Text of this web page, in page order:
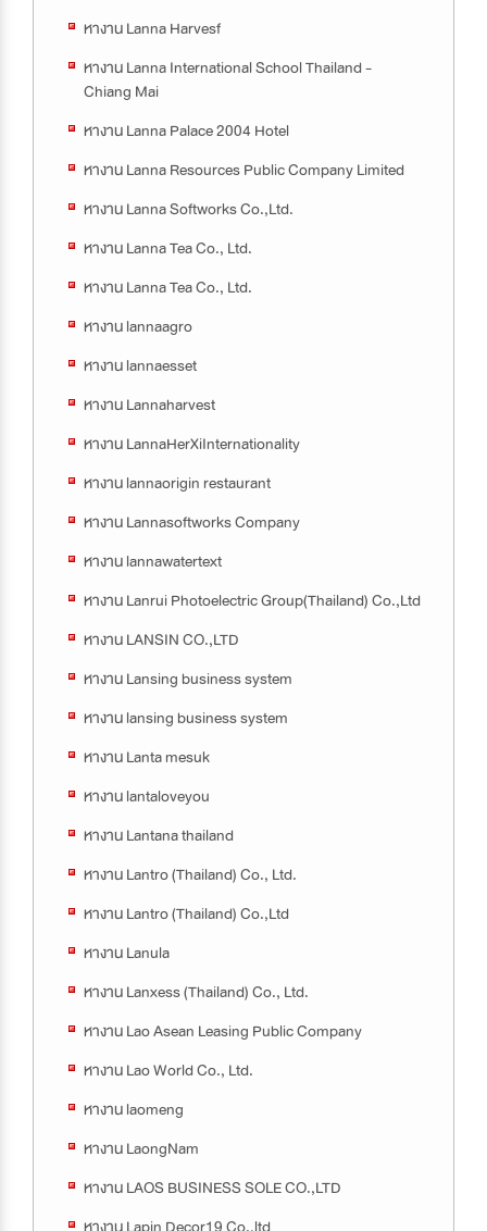
หางาน Lanna Harvesf
หางาน Lanna International School Thailand -
Chiang Mai
หางาน Lanna Palace 2004 Hotel
หางาน Lanna Resources Public Company Limited
หางาน Lanna Softworks Co.,Ltd.
หางาน Lanna Tea Co., Ltd.
หางาน Lanna Tea Co., Ltd.
หางาน lannaagro
หางาน lannaesset
หางาน Lannaharvest
หางาน LannaHerXiInternationality
หางาน lannaorigin restaurant
หางาน Lannasoftworks Company
หางาน lannawatertext
หางาน Lanrui Photoelectric Group(Thailand) Co.,Ltd
หางาน LANSIN CO.,LTD
หางาน Lansing business system
หางาน lansing business system
หางาน Lanta mesuk
หางาน lantaloveyou
หางาน Lantana thailand
หางาน Lantro (Thailand) Co., Ltd.
หางาน Lantro (Thailand) Co.,Ltd
หางาน Lanula
หางาน Lanxess (Thailand) Co., Ltd.
หางาน Lao Asean Leasing Public Company
หางาน Lao World Co., Ltd.
หางาน laomeng
หางาน LaongNam
หางาน LAOS BUSINESS SOLE CO.,LTD